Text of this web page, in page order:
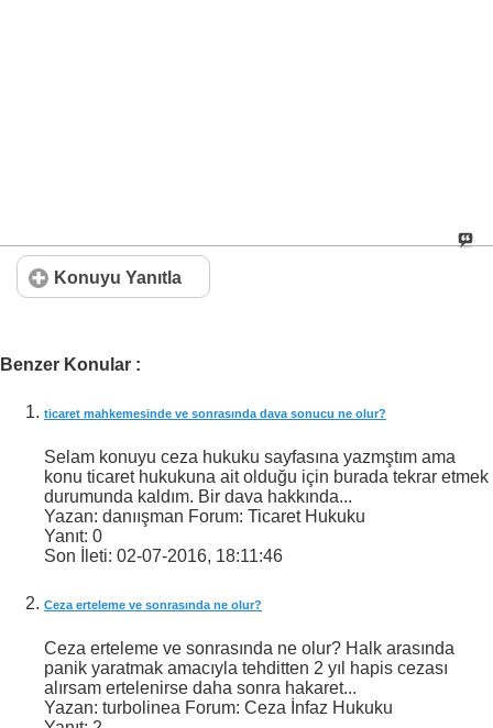
Konuyu Yanıtla
Benzer Konular :
ticaret mahkemesinde ve sonrasında dava sonucu ne olur?
Selam konuyu ceza hukuku sayfasına yazmştım ama
konu ticaret hukukuna ait olduğu için burada tekrar etmek
durumunda kaldım. Bir dava hakkında...
Yazan: danıışman Forum: Ticaret Hukuku
Yanıt: 0
Son İleti: 02-07-2016, 18:11:46
Ceza erteleme ve sonrasında ne olur?
Ceza erteleme ve sonrasında ne olur? Halk arasında
panik yaratmak amacıyla tehditten 2 yıl hapis cezası
alırsam ertelenirse daha sonra hakaret...
Yazan: turbolinea Forum: Ceza İnfaz Hukuku